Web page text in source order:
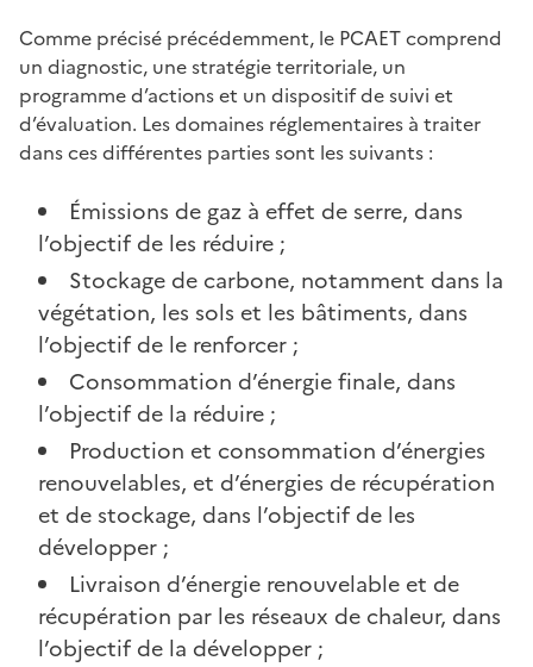
Comme précisé précédemment, le PCAET comprend
un diagnostic, une stratégie territoriale, un
programme d’actions et un dispositif de suivi et
d’évaluation. Les domaines réglementaires à traiter
dans ces différentes parties sont les suivants :
Émissions de gaz à effet de serre, dans
l’objectif de les réduire ;
Stockage de carbone, notamment dans la
végétation, les sols et les bâtiments, dans
l’objectif de le renforcer ;
Consommation d’énergie finale, dans
l’objectif de la réduire ;
Production et consommation d’énergies
renouvelables, et d’énergies de récupération
et de stockage, dans l’objectif de les
développer ;
Livraison d’énergie renouvelable et de
récupération par les réseaux de chaleur, dans
l’objectif de la développer ;